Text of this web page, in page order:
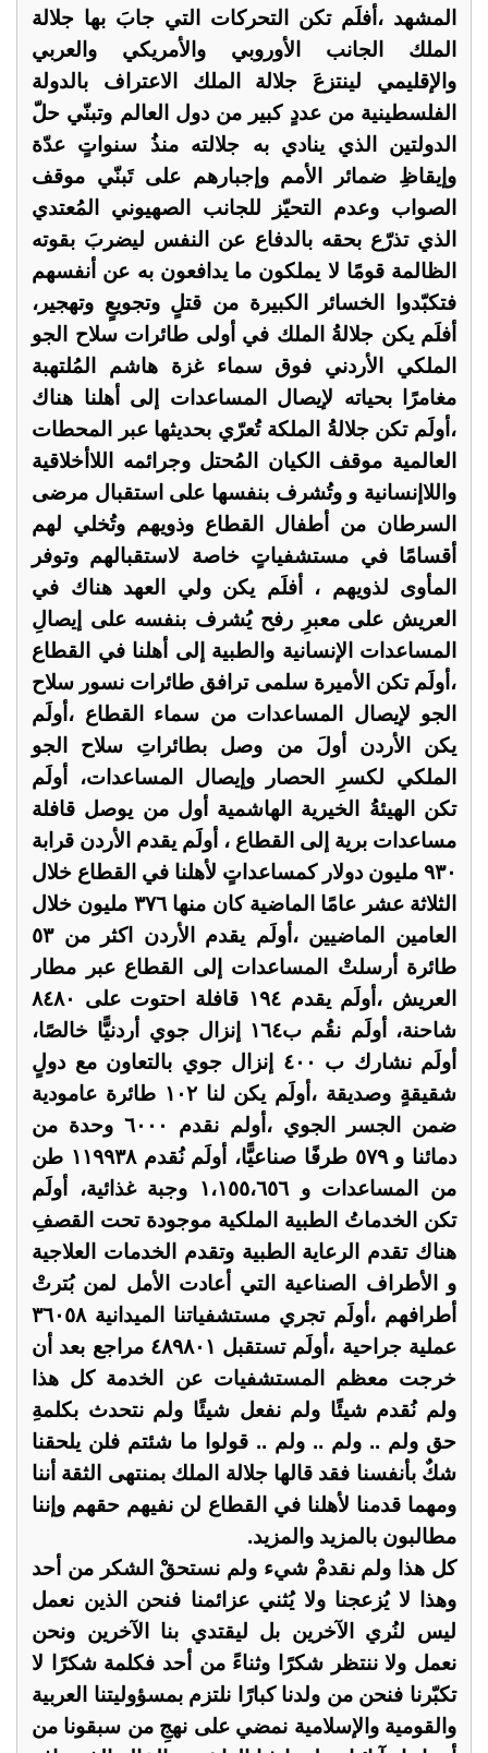
المشهد ،أفلَم تكن التحركات التي جابَ بها جلالة
الملك الجانب الأوروبي والأمريكي والعربي
والإقليمي لينتزعَ جلالة الملك الاعتراف بالدولة
الفلسطينية من عددٍ كبير من دول العالم وتبنّي حلّ
الدولتين الذي ينادي به جلالته منذُ سنواتٍ عدّة
وإيقاظِ ضمائر الأمم وإجبارهم على تَبنّي موقف
الصواب وعدم التحيّز للجانب الصهيوني المُعتدي
الذي تذرّع بحقه بالدفاع عن النفس ليضربَ بقوته
الظالمة قومًا لا يملكون ما يدافعون به عن أنفسهم
فتكبّدوا الخسائر الكبيرة من قتلٍ وتجويعٍ وتهجير،
أفلَم يكن جلالةُ الملك في أولى طائرات سلاح الجو
الملكي الأردني فوق سماء غزة هاشم المُلتهبة
مغامرًا بحياته لإيصال المساعدات إلى أهلنا هناك
،أولَم تكن جلالةُ الملكة تُعرّي بحديثها عبر المحطات
العالمية موقف الكيان المُحتل وجرائمه اللاأخلاقية
واللاإنسانية و وتُشرف بنفسها على استقبال مرضى
السرطان من أطفال القطاع وذويهم وتُخلي لهم
أقسامًا في مستشفياتٍ خاصة لاستقبالهم وتوفر
المأوى لذويهم ، أفلَم يكن ولي العهد هناك في
العريش على معبرِ رفح يُشرف بنفسه على إيصالِ
المساعدات الإنسانية والطبية إلى أهلنا في القطاع
،أولَم تكن الأميرة سلمى ترافق طائرات نسور سلاح
الجو لإيصال المساعدات من سماء القطاع ،أولَم
يكن الأردن أولَ من وصل بطائراتِ سلاح الجو
الملكي لكسرِ الحصار وإيصال المساعدات، أولَم
تكن الهيئةُ الخيرية الهاشمية أول من يوصل قافلة
مساعدات برية إلى القطاع ، أولَم يقدم الأردن قرابة
٩٣٠ مليون دولار كمساعداتٍ لأهلنا في القطاع خلال
الثلاثة عشر عامًا الماضية كان منها ٣٧٦ مليون خلال
العامين الماضيين ،أولَم يقدم الأردن اكثر من ٥٣
طائرة أرسلتْ المساعدات إلى القطاع عبر مطار
العريش ،أولَم يقدم ١٩٤ قافلة احتوت على ٨٤٨٠
شاحنة، أولَم نقُم ب١٦٤ إنزال جوي أردنيًّا خالصًا،
أولَم نشارك ب ٤٠٠ إنزال جوي بالتعاون مع دولٍ
شقيقةٍ وصديقة ،أولَم يكن لنا ١٠٢ طائرة عامودية
ضمن الجسر الجوي ،أولم نقدم ٦٠٠٠ وحدة من
دمائنا و ٥٧٩ طرفًا صناعيًّا، أولَم نُقدم ١١٩٩٣٨ طن
من المساعدات و ١،١٥٥،٦٥٦ وجبة غذائية، أولَم
تكن الخدماتُ الطبية الملكية موجودة تحت القصفِ
هناك تقدم الرعاية الطبية وتقدم الخدمات العلاجية
و الأطراف الصناعية التي أعادت الأمل لمن بُترتْ
أطرافهم ،أولَم تجري مستشفياتنا الميدانية ٣٦٠٥٨
عملية جراحية ،أولَم تستقبل ٤٨٩٨٠١ مراجع بعد أن
خرجت معظم المستشفيات عن الخدمة كل هذا
ولم نُقدم شيئًا ولم نفعل شيئًا ولم نتحدث بكلمةِ
حق ولم .. ولم .. ولم .. قولوا ما شئتم فلن يلحقنا
شكٌ بأنفسنا فقد قالها جلالة الملك بمنتهى الثقة أننا
ومهما قدمنا لأهلنا في القطاع لن نفيهم حقهم وإننا
مطالبون بالمزيد والمزيد.
‏كل هذا ولم نقدمْ شيء ولم نستحقْ الشكر من أحد
وهذا لا يُزعجنا ولا يُثني عزائمنا فنحن الذين نعمل
ليس لنُري الآخرين بل ليقتدي بنا الآخرين ونحن
نعمل ولا ننتظر شكرًا وثناءً من أحد فكلمة شكرًا لا
تكبّرنا فنحن من ولدنا كبارًا نلتزم بمسؤوليتنا العربية
والقومية والإسلامية نمضي على نهجِ من سبقونا من